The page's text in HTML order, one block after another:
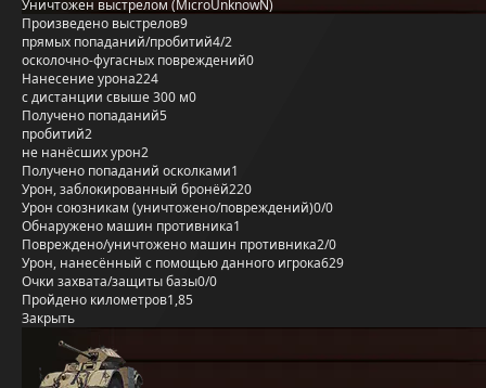
Уничтожен выстрелом (MicroUnknowN)
Произведено выстрелов9
прямых попаданий/пробитий4/2
осколочно-фугасных повреждений0
Нанесение урона224
с дистанции свыше 300 м0
Получено попаданий5
пробитий2
не нанёсших урон2
Получено попаданий осколками1
Урон, заблокированный бронёй220
Урон союзникам (уничтожено/повреждений)0/0
Обнаружено машин противника1
Повреждено/уничтожено машин противника2/0
Урон, нанесённый с помощью данного игрока629
Очки захвата/защиты базы0/0
Пройдено километров1,85
Закрыть